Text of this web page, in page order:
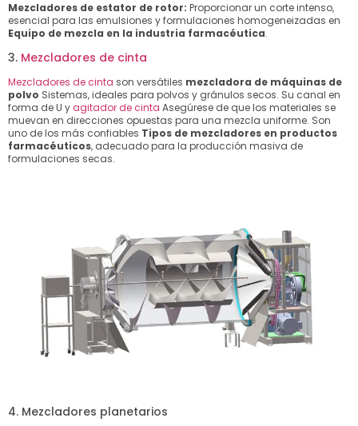
Mezcladores de estator de rotor: Proporcionar un corte intenso,
esencial para las emulsiones y formulaciones homogeneizadas en
Equipo de mezcla en la industria farmacéutica.
3. Mezcladores de cinta
Mezcladores de cinta son versátiles mezcladora de máquinas de
polvo Sistemas, ideales para polvos y gránulos secos. Su canal en
forma de U yagitador de cinta Asegúrese de que los materiales se
muevan en direcciones opuestas para una mezcla uniforme. Son
uno de los más confiables Tipos de mezcladores en productos
farmacéuticos, adecuado para la producción masiva de
formulaciones secas.
4. Mezcladores planetarios